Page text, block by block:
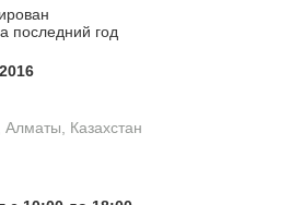
последний год
Казахстан